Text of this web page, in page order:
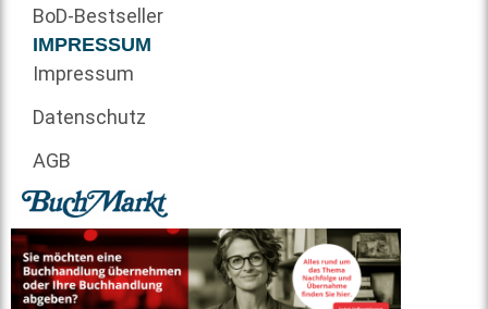
BoD-Bestseller
IMPRESSUM
Impressum
Datenschutz
AGB